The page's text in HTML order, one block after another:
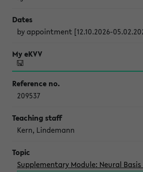
by appointment [12.10.2026-
209537
Kern, Lindemann
Supplementary Module: Neural